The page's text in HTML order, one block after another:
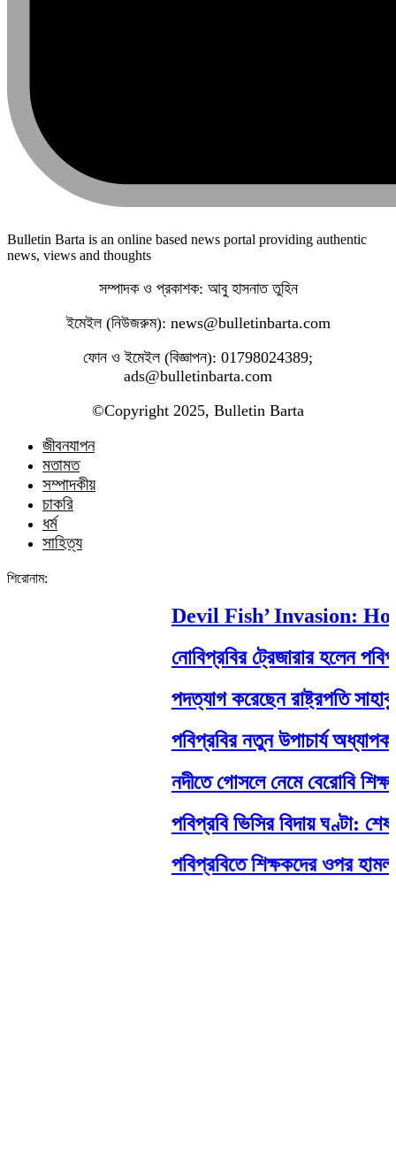
Bulletin Barta is an online based news portal providing authentic
news, views and thoughts
সম্পাদক ও প্রকাশক: আবু হাসনাত তুহিন
ইমেইল (নিউজরুম): news@bulletinbarta.com
ফোন ও ইমেইল (বিজ্ঞাপন): 01798024389;
ads@bulletinbarta.com
©️Copyright 2025, Bulletin Barta
জীবনযাপন
মতামত
সম্পাদকীয়
চাকরি
ধর্ম
সাহিত্য
শিরোনাম:
Devil Fish’ Invasion: How
নোবিপ্রবির ট্রেজারার হলেন
পদত্যাগ করেছেন রাষ্ট্রপতি সাহাবুদ্দিন
পবিপ্রবির নতুন উপাচার্য অধ্যাপক ড.
নদীতে গোসলে নেমে বেরোবি
পবিপ্রবি ভিসির বিদায় ঘণ্টা: শেষ
পবিপ্রবিতে শিক্ষকদের ওপর হামলা: